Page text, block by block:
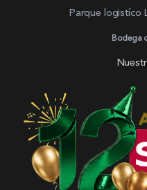
Parque logistíco
Bodega